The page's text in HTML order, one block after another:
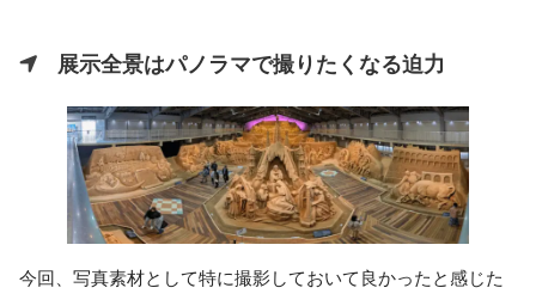
展示全景はパノラマで撮りたくなる迫力
今回、写真素材として特に撮影しておいて良かったと感じた